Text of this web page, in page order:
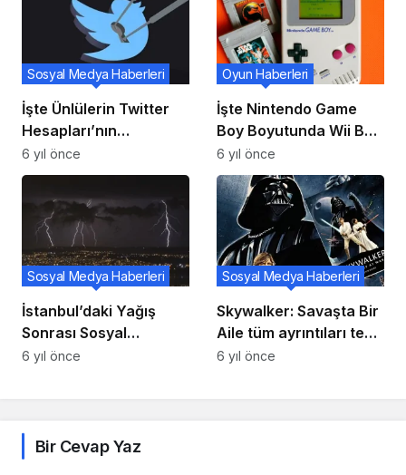
İşte Ünlülerin Twitter
Hesapları’nın
Hacklenme Nedeni!
Sosyal Medya Haberleri
6 yıl önce
İşte Nintendo Game
Boy Boyutunda Wii Boy
Color!
Oyun Haberleri
6 yıl önce
İstanbul’daki Yağış
Sonrası Sosyal
Medyada Yapılan
Sosyal Medya Haberleri
6 yıl önce
Skywalker: Savaşta Bir
Aile tüm ayrıntıları tek
bir kitapta toplayacak
Sosyal Medya Haberleri
6 yıl önce
Bir Cevap Yaz